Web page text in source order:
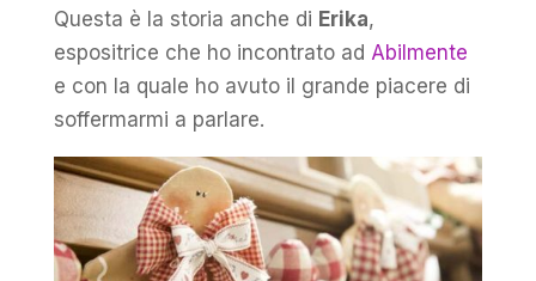
Questa è la storia anche di Erika,
espositrice che ho incontrato ad Abilmente
e con la quale ho avuto il grande piacere di
soffermarmi a parlare.